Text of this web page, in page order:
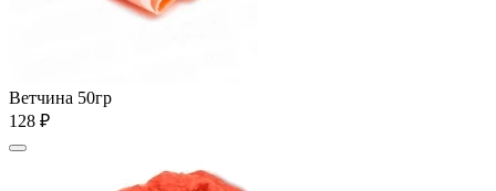
Ветчина 50гр
128 ₽